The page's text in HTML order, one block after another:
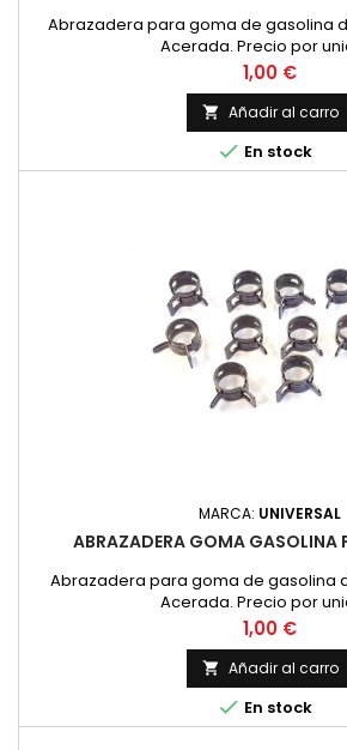
Abrazadera para goma de gasolina
Acerada. Precio por
Precio
1,00 €
 Añadir al carro
 En stock
MARCA: UNIVERSAL
ABRAZADERA GOMA GASOLINA
Abrazadera para goma de gasolina
Acerada. Precio por
Precio
1,00 €
 Añadir al carro
 En stock